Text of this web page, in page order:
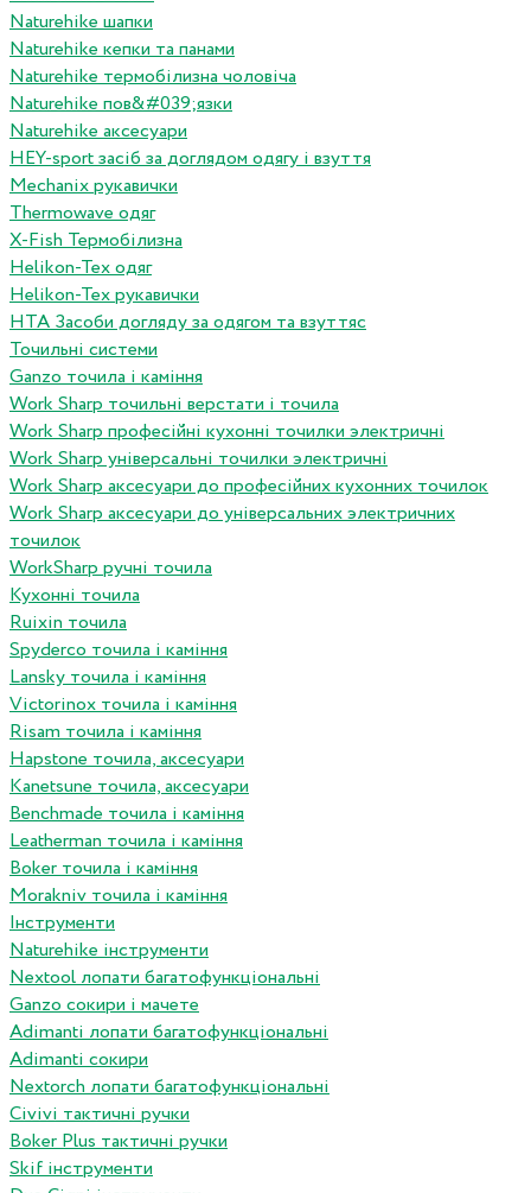
Naturehike шапки
Naturehike кепки та панами
Naturehike термобілизна чоловіча
Naturehike пов&#039;язки
Naturehike аксесуари
HEY-sport засіб за доглядом одягу і взуття
Mechanix рукавички
Thermowave одяг
X-Fish Термобілизна
Helikon-Tex одяг
Helikon-Tex рукавички
HTA Засоби догляду за одягом та взуттяс
Точильні системи
Ganzo точила і каміння
Work Sharp точильні верстати і точила
Work Sharp професiйнi кухоннi точилки электричнi
Work Sharp унiверсальнi точилки электричнi
Work Sharp аксесуари до професiйних кухонних точилок
Work Sharp аксесуари до унiверсальних электричних
точилок
WorkSharp ручні точила
Кухонні точила
Ruixin точила
Spyderco точила і каміння
Lansky точила і каміння
Victorinox точила і каміння
Risam точила і каміння
Hapstone точила, аксесуари
Kanetsune точила, аксесуари
Benchmade точила і каміння
Leatherman точила і каміння
Boker точила і каміння
Morakniv точила і каміння
Інструменти
Naturehike інструменти
Nextool лопати багатофункціональні
Ganzo сокири і мачете
Adimanti лопати багатофункціональні
Adimanti сокири
Nextorch лопати багатофункціональні
Сivivi тактичні ручки
Boker Plus тактичні ручки
Skif інструменти